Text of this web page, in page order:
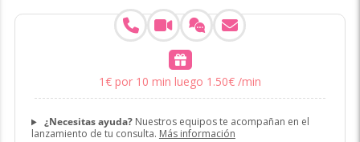
1€ por 10 min luego 1 .50€ /min
¿Necesitas ayuda?Nuestros equipos te acompañan en el
lanzamiento de tu consulta. Más información